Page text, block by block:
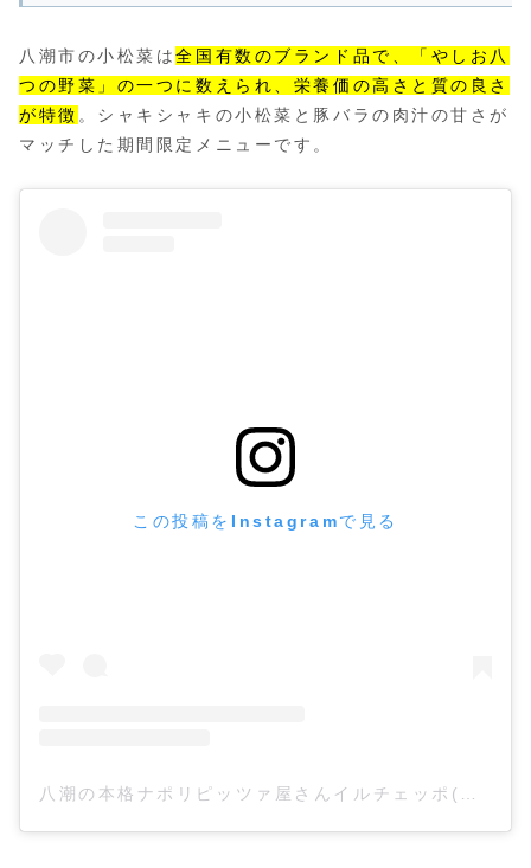
八潮市の小松菜は全国有数のブランド品で、「やしお八
つの野菜」の一つに数えられ、栄養価の高さと質の良さ
が特徴 。シャキシャキの小松菜と豚バラの肉汁の甘さが
マッチした期間限定メニューです。
この投稿をInstagramで見る
八潮の本格ナポリピッツァ屋さんイルチェッポ(@ilceppo840)がシェアした投稿